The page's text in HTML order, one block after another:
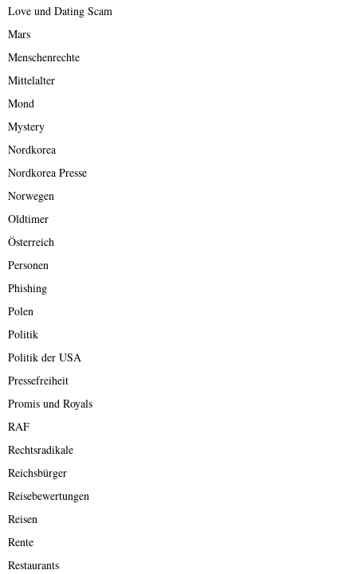
Love und Dating Scam
Mars
Menschenrechte
Mittelalter
Mond
Mystery
Nordkorea
Nordkorea Presse
Norwegen
Oldtimer
Österreich
Personen
Phishing
Polen
Politik
Politik der USA
Pressefreiheit
Promis und Royals
RAF
Rechtsradikale
Reichsbürger
Reisebewertungen
Reisen
Rente
Restaurants